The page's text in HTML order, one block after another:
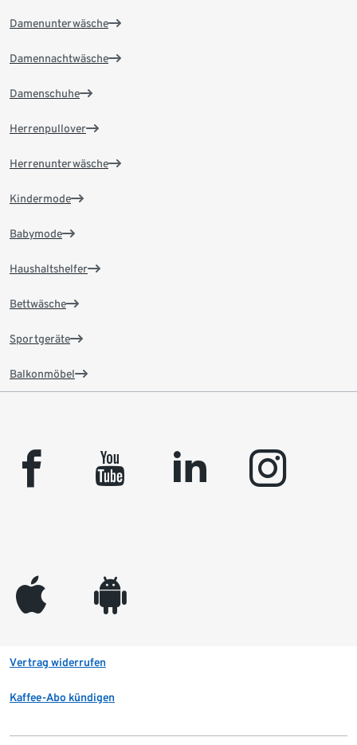
Damenunterwäsche
Damennachtwäsche
Damenschuhe
Herrenpullover
Herrenunterwäsche
Kindermode
Babymode
Haushaltshelfer
Bettwäsche
Sportgeräte
Balkonmöbel
facebook youtube linkedin instagram
appleinc android
Vertrag widerrufen
Kaffee-Abo kündigen